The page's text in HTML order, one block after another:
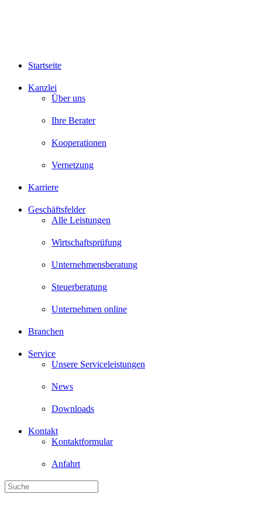
Startseite
Kanzlei
Über uns
Ihre Berater
Kooperationen
Vernetzung
Karriere
Geschäftsfelder
Alle Leistungen
Wirtschaftsprüfung
Unternehmensberatung
Steuerberatung
Unternehmen online
Branchen
Service
Unsere Serviceleistungen
News
Downloads
Kontakt
Kontaktformular
Anfahrt